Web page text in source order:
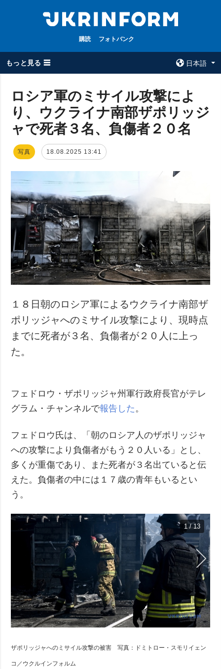
購読 フォトバンク
もっと見る ☰
日本語
全てのトピック
戦争
政治
経済・復興
社会・文化
スポーツ
犯罪
事故・緊急事態
ウクルインフォ
ルム
ウクルインフォル
追加
特集
インタビュー
写真
動画
サービス
購読
フォトバンク
ロシア軍のミサイル攻撃によ
り、ウクライナ南部ザポリッジ
ャで死者３名、負傷者２０名
写真 18.08.2025 13:41
１８日朝のロシア軍によるウクライナ南部ザ
ポリッジャへのミサイル攻撃により、現時点
までに死者が３名、負傷者が２０人に上っ
た。
フェドロウ・ザポリッジャ州軍行政府長官がテレ
グラム・チャンネルで報告した 。
フェドロウ氏は、「朝のロシア人のザポリッジャ
への攻撃により負傷者がもう２０人いる」とし、
多くが重傷であり、また死者が３名出ていると伝
えた。負傷者の中には１７歳の青年もいるとい
う。
1 / 13
ザポリッジャへのミサイル攻撃の被害 写真：ドミトロー・スモリイェン
コ／ウクルインフォルム